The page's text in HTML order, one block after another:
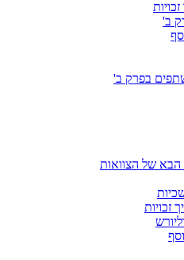
ב'
בפרק ב'
של הצוואות
זכויות